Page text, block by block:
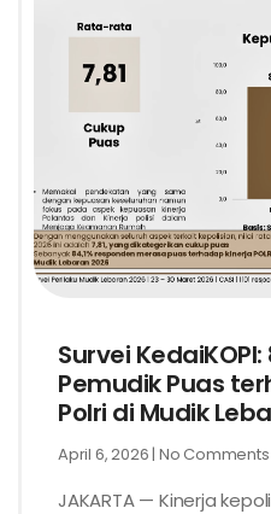
Survei KedaiKOPI:
Pemudik Puas
Polri di Mudik
April 6, 2026 No Comments
JAKARTA — Kinerja